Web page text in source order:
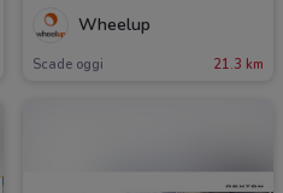
Wheelup
Scade oggi 21.3 km